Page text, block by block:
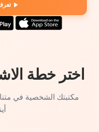
اختر خطة
مكتبتك الشخصية في